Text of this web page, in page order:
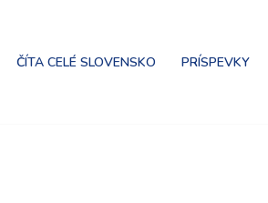
ČÍTA CELÉ SLOVENSKO PRÍSPEVKY